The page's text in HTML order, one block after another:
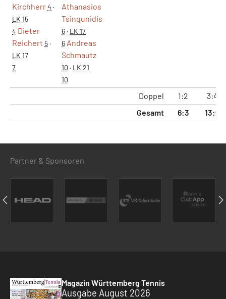
Kirchherr4 ·
LK 15
4 Dieter
Reichert 5·
LK 17
7
Athanasios
Tsingunidis
6· LK 17
6 Andreas
Schmautz
10 · LK 21
10
Doppel 1:2
3:4
Gesamt
6:3 13:6
Partner & Sponsoren
Magazin Württemberg Tennis
Ausgabe August 2026